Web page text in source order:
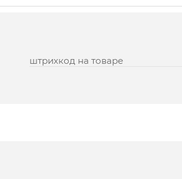
штрихкод на товаре